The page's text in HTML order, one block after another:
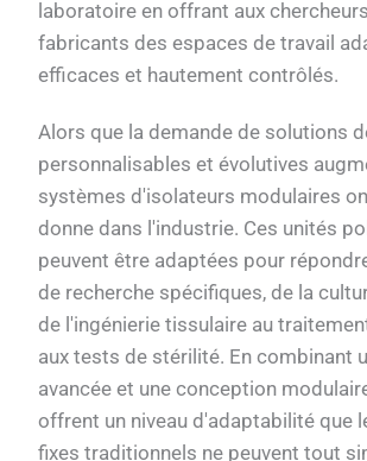
laboratoire en offrant aux
fabricants des espaces de travail
efficaces et hautement contrôlés.
Alors que la demande de solutions
personnalisables et évolutives
systèmes d'isolateurs modulaires
donne dans l'industrie. Ces unités
peuvent être adaptées pour
de recherche spécifiques, de la
de l'ingénierie tissulaire au
aux tests de stérilité. En combinant
avancée et une conception
offrent un niveau d'adaptabilité que
fixes traditionnels ne peuvent tout